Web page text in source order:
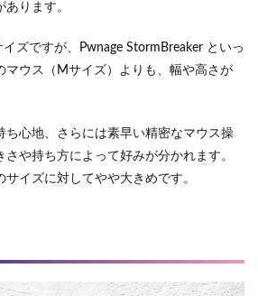
ります。
ズですが、Pwnage StormBreaker といっ
マウス（Mサイズ）よりも、幅や高さが
ち心地、さらには素早い精密なマウス操
や持ち方によって好みが分かれます。
イズに対してやや大きめです。